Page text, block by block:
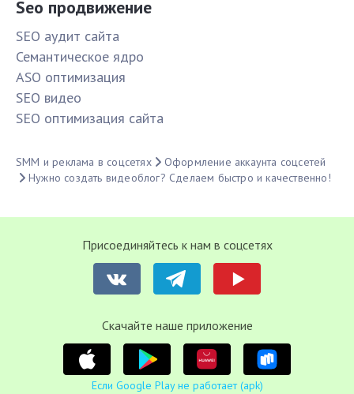
Seo продвижение
SЕО аудит сайта
Семантическое ядро
ASO оптимизация
SЕО видео
SЕО оптимизация сайта
SMM и реклама в соцсетях
Оформление аккаунта соцсетей
Нужно создать видеоблог? Сделаем быстро и качественно!
Присоединяйтесь к нам в соцсетях
Cкачайте наше приложение
Если Google Play не работает (apk)